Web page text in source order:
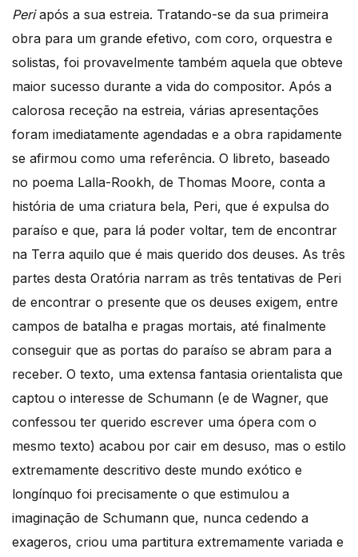
Periapós a sua estreia. Tratando-se da sua primeira
obra para um grande efetivo, com coro, orquestra e
solistas, foi provavelmente também aquela que obteve
maior sucesso durante a vida do compositor. Após a
calorosa receção na estreia, várias apresentações
foram imediatamente agendadas e a obra rapidamente
se afirmou como uma referência. O libreto, baseado
no poema Lalla-Rookh, de Thomas Moore, conta a
história de uma criatura bela, Peri, que é expulsa do
paraíso e que, para lá poder voltar, tem de encontrar
na Terra aquilo que é mais querido dos deuses. As três
partes desta Oratória narram as três tentativas de Peri
de encontrar o presente que os deuses exigem, entre
campos de batalha e pragas mortais, até finalmente
conseguir que as portas do paraíso se abram para a
receber. O texto, uma extensa fantasia orientalista que
captou o interesse de Schumann (e de Wagner, que
confessou ter querido escrever uma ópera com o
mesmo texto) acabou por cair em desuso, mas o estilo
extremamente descritivo deste mundo exótico e
longínquo foi precisamente o que estimulou a
imaginação de Schumann que, nunca cedendo a
exageros, criou uma partitura extremamente variada e